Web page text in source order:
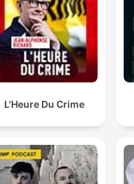
L'Heure Du Crime